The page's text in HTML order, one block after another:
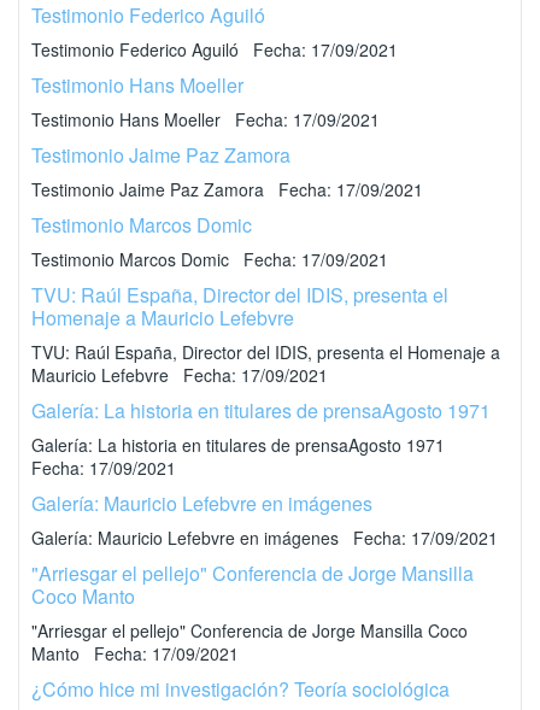
Testimonio Federico Aguiló
Testimonio Federico Aguiló Fecha: 17/09/2021
Testimonio Hans Moeller
Testimonio Hans Moeller Fecha: 17/09/2021
Testimonio Jaime Paz Zamora
Testimonio Jaime Paz Zamora Fecha: 17/09/2021
Testimonio Marcos Domic
Testimonio Marcos Domic Fecha: 17/09/2021
TVU: Raúl España, Director del IDIS, presenta el
Homenaje a Mauricio Lefebvre
TVU: Raúl España, Director del IDIS, presenta el Homenaje a
Mauricio Lefebvre Fecha: 17/09/2021
Galería: La historia en titulares de prensaAgosto 1971
Galería: La historia en titulares de prensaAgosto 1971
Fecha: 17/09/2021
Galería: Mauricio Lefebvre en imágenes
Galería: Mauricio Lefebvre en imágenes Fecha: 17/09/2021
"Arriesgar el pellejo" Conferencia de Jorge Mansilla
Coco Manto
"Arriesgar el pellejo" Conferencia de Jorge Mansilla Coco
Manto Fecha: 17/09/2021
¿Cómo hice mi investigación? Teoría sociológica